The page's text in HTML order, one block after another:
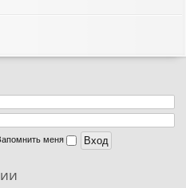
меня